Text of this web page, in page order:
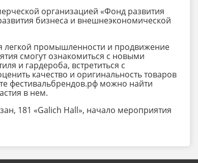
организацией «Фонд развития
бизнеса и внешнеэкономической
легкой промышленности и продвижение
смогут ознакомиться с новыми
и гардероба, встретиться с
качество и оригинальность товаров
фестивальбрендов.рф можно найти
в нем.
181 «Galich Hall», начало мероприятия